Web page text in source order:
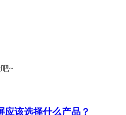
吧~
应该选择什么产品？